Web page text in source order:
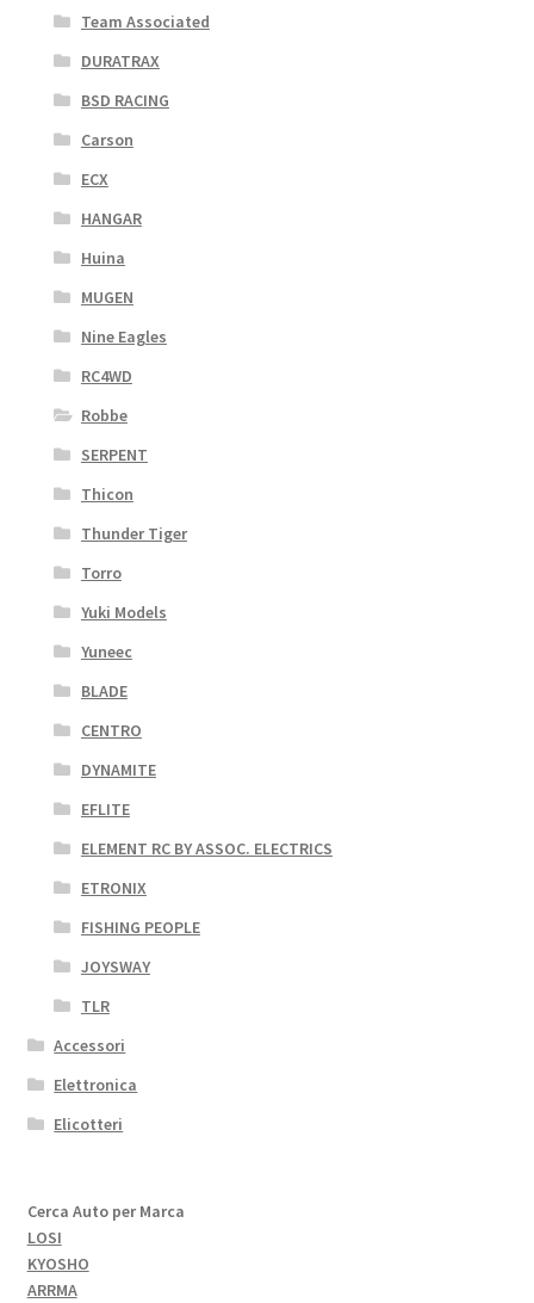
Team Associated
DURATRAX
BSD RACING
Carson
ECX
HANGAR
Huina
MUGEN
Nine Eagles
RC4WD
Robbe
SERPENT
Thicon
Thunder Tiger
Torro
Yuki Models
Yuneec
BLADE
CENTRO
DYNAMITE
EFLITE
ELEMENT RC BY ASSOC. ELECTRICS
ETRONIX
FISHING PEOPLE
JOYSWAY
TLR
Accessori
Elettronica
Elicotteri
Cerca Auto per Marca
LOSI
KYOSHO
ARRMA